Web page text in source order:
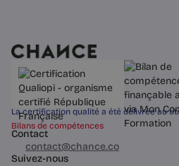
La certification qualité a été délivrée au
Bilans de compétences
Contact
03 60 84 01 14
contact@chance.co
Suivez-nous